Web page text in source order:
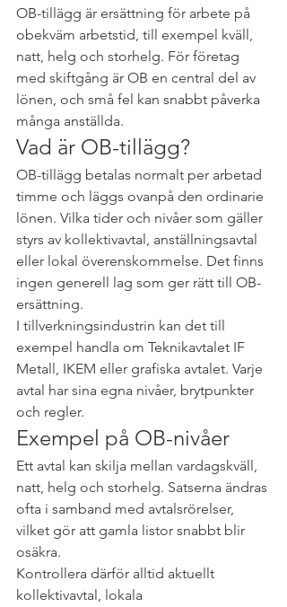
OB-tillägg är ersättning för arbete på
obekväm arbetstid, till exempel kväll,
natt, helg och storhelg. För företag
med skiftgång är OB en central del av
lönen, och små fel kan snabbt påverka
många anställda.
Vad är OB-tillägg?
OB-tillägg betalas normalt per arbetad
timme och läggs ovanpå den ordinarie
lönen. Vilka tider och nivåer som gäller
styrs av kollektivavtal, anställningsavtal
eller lokal överenskommelse. Det finns
ingen generell lag som ger rätt till OB-
ersättning.
I tillverkningsindustrin kan det till
exempel handla om Teknikavtalet IF
Metall, IKEM eller grafiska avtalet. Varje
avtal har sina egna nivåer, brytpunkter
och regler.
Exempel på OB-nivåer
Ett avtal kan skilja mellan vardagskväll,
natt, helg och storhelg. Satserna ändras
ofta i samband med avtalsrörelser,
vilket gör att gamla listor snabbt blir
osäkra.
Kontrollera därför alltid aktuellt
kollektivavtal, lokala